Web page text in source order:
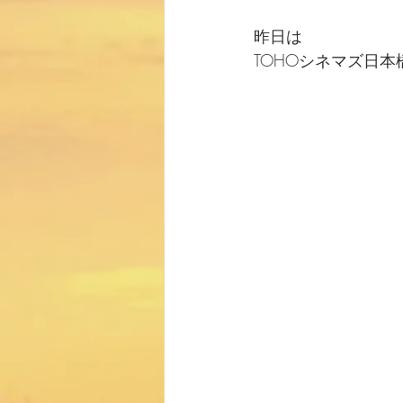
昨日は
TOHOシネマズ日本